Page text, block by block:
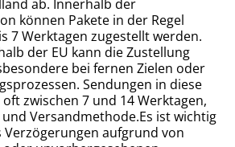
ab. Innerhalb der
können Pakete in der Regel
7 Werktagen zugestellt werden.
der EU kann die Zustellung
bei fernen Zielen oder
Sendungen in diese
zwischen 7 und 14 Werktagen,
Versandmethode.Es ist wichtig
Verzögerungen aufgrund von